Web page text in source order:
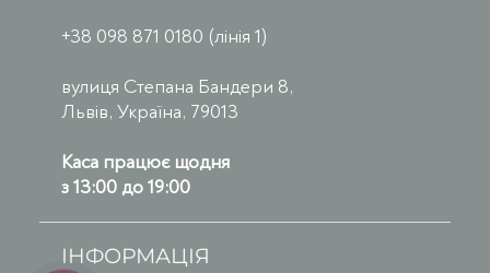
+38 098 871 0180 (лінія 1)
вулиця Степана Бандери 8,
Львів, Україна, 79013
Каса працює щодня
з 13:00 до 19:00
ІНФОРМАЦІЯ